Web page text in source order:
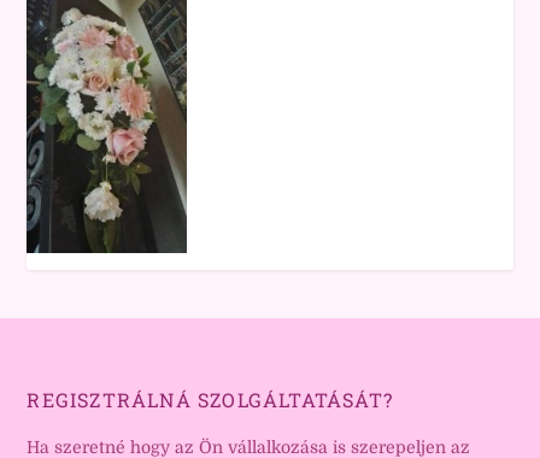
REGISZTRÁLNÁ SZOLGÁLTATÁSÁT?
Ha szeretné hogy az Ön vállalkozása is szerepeljen az